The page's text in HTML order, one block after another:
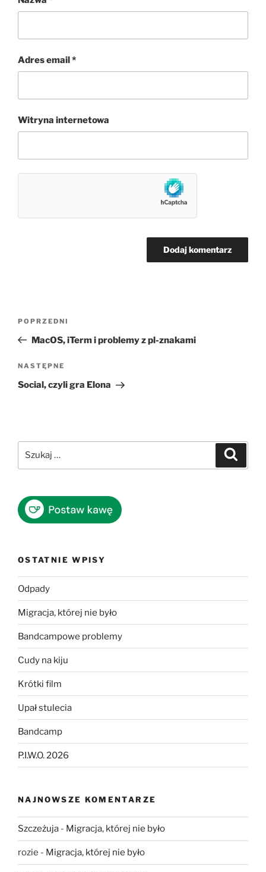
Adres email*
Witryna internetowa
Poprzedni
wpis
POPRZEDNI
MacOS, iTerm i problemy z pl-znakami
Następny
wpis
NASTĘPNE
Social, czyli gra Elona
OSTATNIE WPISY
Odpady
Migracja, której nie było
Bandcampowe problemy
Cudy na kiju
Krótki film
Upał stulecia
Bandcamp
P.I.W.O. 2026
NAJNOWSZE KOMENTARZE
Szczeżuja - Migracja, której nie było
rozie - Migracja, której nie było